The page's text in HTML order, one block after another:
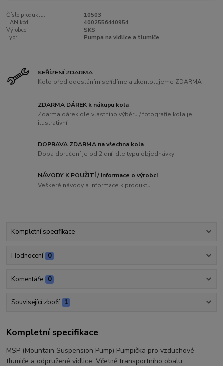
Číslo produktu:
10503
EAN kód:
4002556440954
Výrobce:
SKS
Typ:
Pumpa na vidlice a tlumiče
SEŘÍZENÍ ZDARMA
Kolo před odesláním seřídíme a zkontolujeme ZDARMA
ZDARMA DÁREK k nákupu kola
Zdarma dárek dle vlastního výběru / fotografie kola je
ilustrativní
DOPRAVA ZDARMA na všechna kola
Doba doručení je od 2 dní, dle typu objednávky
NÁVODY K POUŽITÍ / informace o výrobci
Veškeré návody a informace k produktu.
Kompletní specifikace
Hodnocení 0
Komentáře 0
Související zboží 1
Kompletní specifikace
MSP (Mountain Suspension Pump) Pumpička pro vzduchové
tlumiče a odpružené vidlice. Včetně transportního obalu.